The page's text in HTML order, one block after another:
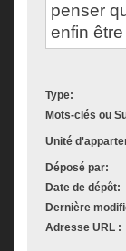
penser
enfin
Type:
Mots-clés ou
Unité
Déposé par:
Date de dépôt:
Dernière
Adresse URL :